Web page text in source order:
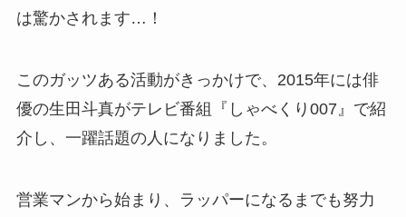
は驚かされます…！
このガッツある活動がきっかけで、2015年には俳
優の生田斗真がテレビ番組『しゃべくり007』で紹
介し、一躍話題の人になりました。
営業マンから始まり、ラッパーになるまでも努力